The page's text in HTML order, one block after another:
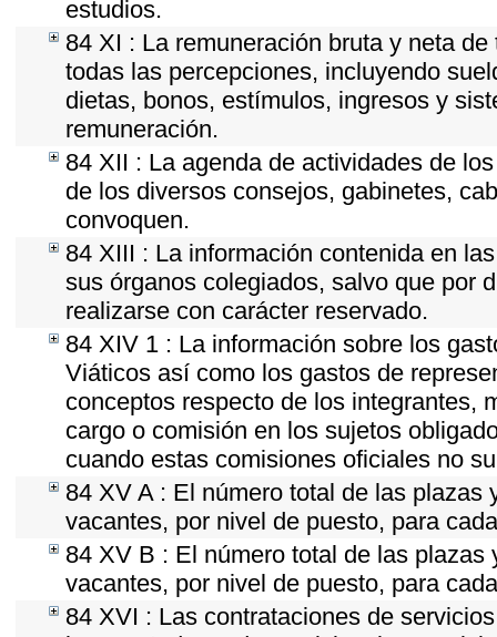
estudios.
84 XI : La remuneración bruta y neta
todas las percepciones, incluyendo
dietas, bonos, estímulos, ingresos y
remuneración.
84 XII : La agenda de actividades de
de los diversos consejos, gabinetes,
convoquen.
84 XIII : La información contenida en
sus órganos colegiados, salvo que por
realizarse con carácter reservado.
84 XIV 1 : La información sobre los
Viáticos así como los gastos de
conceptos respecto de los integrantes,
cargo o comisión en los sujetos
cuando estas comisiones oficiales no
84 XV A : El número total de las
vacantes, por nivel de puesto, para
84 XV B : El número total de las
vacantes, por nivel de puesto, para
84 XVI : Las contrataciones de